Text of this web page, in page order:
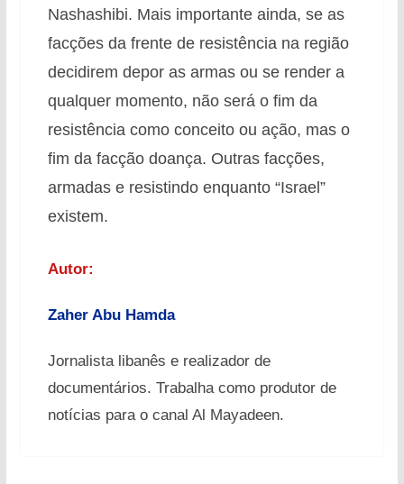
Nashashibi. Mais importante ainda, se as
facções da frente de resistência na região
decidirem depor as armas ou se render a
qualquer momento, não será o fim da
resistência como conceito ou ação, mas o
fim da facção doança. Outras facções,
armadas e resistindo enquanto “Israel”
existem.
Autor:
Zaher Abu Hamda
Jornalista libanês e realizador de
documentários. Trabalha como produtor de
notícias para o canal Al Mayadeen.